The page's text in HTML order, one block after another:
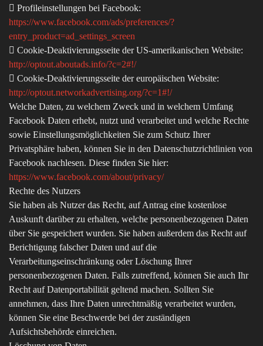
 Profileinstellungen bei Facebook:
https://www.facebook.com/ads/preferences/?
entry_product=ad_settings_screen
 Cookie-Deaktivierungsseite der US-amerikanischen Website:
http://optout.aboutads.info/?c=2#!/
 Cookie-Deaktivierungsseite der europäischen Website:
http://optout.networkadvertising.org/?c=1#!/
Welche Daten, zu welchem Zweck und in welchem Umfang
Facebook Daten erhebt, nutzt und verarbeitet und welche Rechte
sowie Einstellungsmöglichkeiten Sie zum Schutz Ihrer
Privatsphäre haben, können Sie in den Datenschutzrichtlinien von
Facebook nachlesen. Diese finden Sie hier:
https://www.facebook.com/about/privacy/
Rechte des Nutzers
Sie haben als Nutzer das Recht, auf Antrag eine kostenlose
Auskunft darüber zu erhalten, welche personenbezogenen Daten
über Sie gespeichert wurden. Sie haben außerdem das Recht auf
Berichtigung falscher Daten und auf die
Verarbeitungseinschränkung oder Löschung Ihrer
personenbezogenen Daten. Falls zutreffend, können Sie auch Ihr
Recht auf Datenportabilität geltend machen. Sollten Sie
annehmen, dass Ihre Daten unrechtmäßig verarbeitet wurden,
können Sie eine Beschwerde bei der zuständigen
Aufsichtsbehörde einreichen.